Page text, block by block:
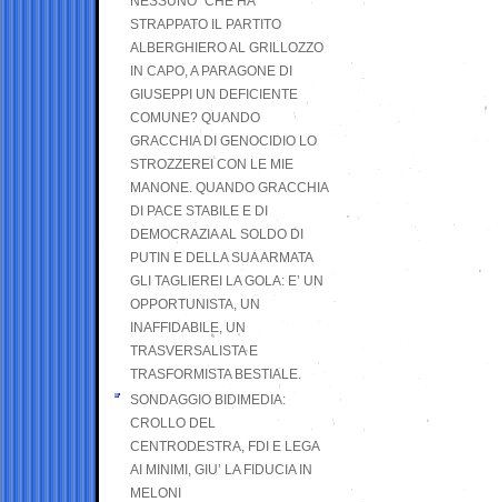
STRAPPATO IL PARTITO
ALBERGHIERO AL GRILLOZZO
IN CAPO, A PARAGONE DI
GIUSEPPI UN DEFICIENTE
COMUNE? QUANDO
GRACCHIA DI GENOCIDIO LO
STROZZEREI CON LE MIE
MANONE. QUANDO GRACCHIA
DI PACE STABILE E DI
DEMOCRAZIA AL SOLDO DI
PUTIN E DELLA SUA ARMATA
GLI TAGLIEREI LA GOLA: E’ UN
OPPORTUNISTA, UN
INAFFIDABILE, UN
TRASVERSALISTA E
TRASFORMISTA BESTIALE.
SONDAGGIO BIDIMEDIA:
CROLLO DEL
CENTRODESTRA, FDI E LEGA
AI MINIMI, GIU’ LA FIDUCIA IN
MELONI